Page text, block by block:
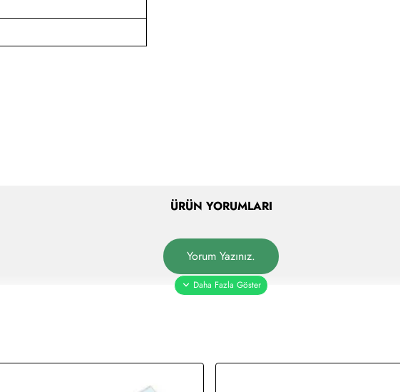
ÜRÜN YORUMLARI
Yorum Yazınız.